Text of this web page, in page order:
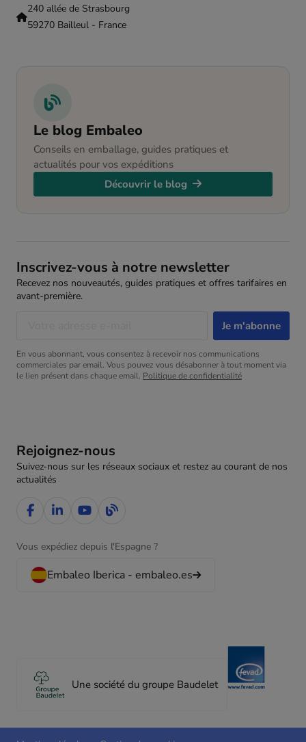
240 allée de Strasbourg
59270 Bailleul - France
Le blog Embaleo
Conseils en emballage, guides pratiques et
actualités pour vos expéditions
Découvrir le blog
Rejoignez-nous
Suivez-nous sur les réseaux sociaux et restez au courant de nos
actualités
Vous expédiez depuis l'Espagne ?
Embaleo Iberica - embaleo.es
Une société du groupe Baudelet
Inscrivez-vous à notre newsletter
Recevez nos nouveautés, guides pratiques et offres tarifaires en
avant-première.
En vous abonnant, vous consentez à recevoir nos communications
commerciales par email. Vous pouvez vous désabonner à tout moment via
le lien présent dans chaque email. Politique de confidentialité